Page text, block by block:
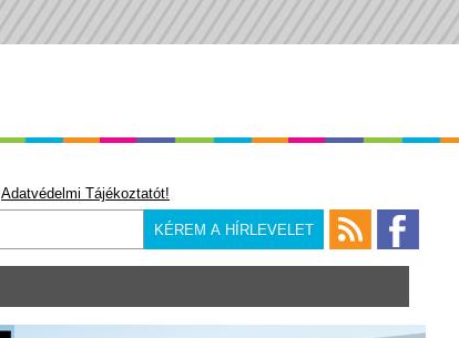
Adatvédelmi Tájékoztatót!